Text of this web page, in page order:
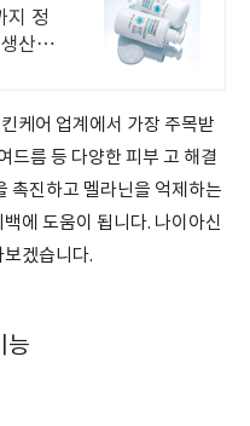
지 정
산량
케어 업계에서 가장 주목받
드름 등 다양한 피부 고 해결
촉진하고 멜라닌을 억제하는
에 도움이 됩니다. 나이아신
겠습니다.
능